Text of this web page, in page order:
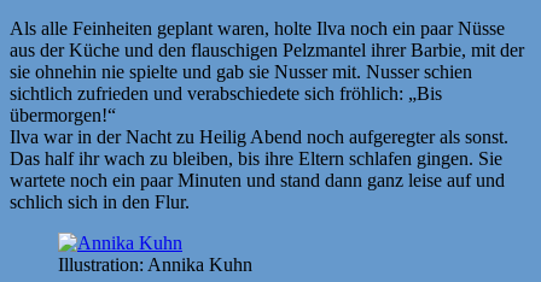
Als alle Feinheiten geplant waren, holte Ilva noch ein paar Nüsse
aus der Küche und den flauschigen Pelzmantel ihrer Barbie, mit der
sie ohnehin nie spielte und gab sie Nusser mit. Nusser schien
sichtlich zufrieden und verabschiedete sich fröhlich: „Bis
übermorgen!“
Ilva war in der Nacht zu Heilig Abend noch aufgeregter als sonst.
Das half ihr wach zu bleiben, bis ihre Eltern schlafen gingen. Sie
wartete noch ein paar Minuten und stand dann ganz leise auf und
schlich sich in den Flur.
Illustration: Annika Kuhn